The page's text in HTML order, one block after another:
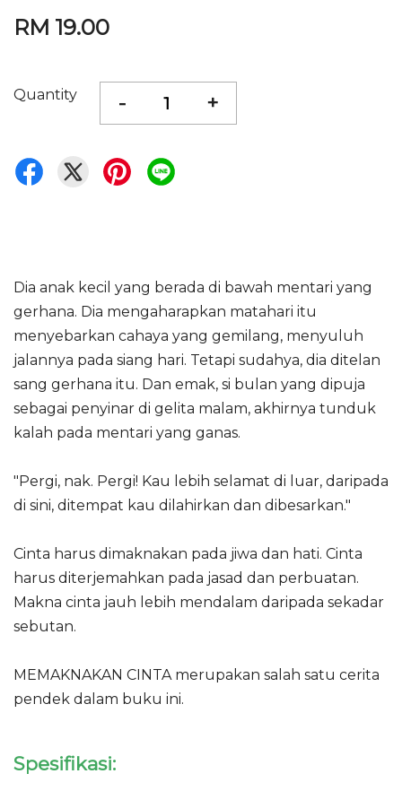
RM 19.00
Quantity - +
Dia anak kecil yang berada di bawah mentari yang
gerhana. Dia mengaharapkan matahari itu
menyebarkan cahaya yang gemilang, menyuluh
jalannya pada siang hari. Tetapi sudahya, dia ditelan
sang gerhana itu. Dan emak, si bulan yang dipuja
sebagai penyinar di gelita malam, akhirnya tunduk
kalah pada mentari yang ganas.
"Pergi, nak. Pergi! Kau lebih selamat di luar, daripada
di sini, ditempat kau dilahirkan dan dibesarkan."
Cinta harus dimaknakan pada jiwa dan hati. Cinta
harus diterjemahkan pada jasad dan perbuatan.
Makna cinta jauh lebih mendalam daripada sekadar
sebutan.
MEMAKNAKAN CINTA merupakan salah satu cerita
pendek dalam buku ini.
Spesifikasi: